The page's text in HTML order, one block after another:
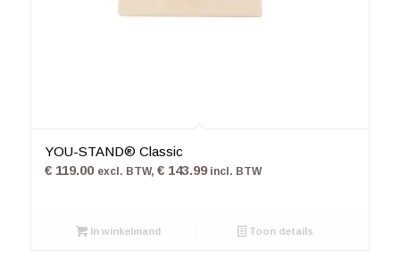
YOU-STAND® Classic
€119.00 excl. BTW, €143.99incl. BTW
In winkelmand Toon details